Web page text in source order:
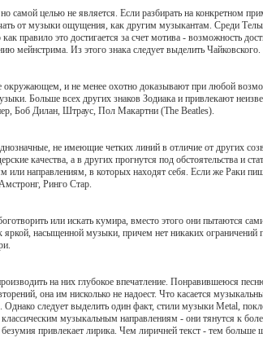
самой целью не является. Если разбирать на конкретном
от музыки ощущения, как другим музыкантам. Среди
правило это достигается за счет мотива - возможность
мейнстрима. Из этого знака следует выделить Чайковского.
окружающем, и не менее охотно доказывают при любой
Больше всех других знаков Зодиака и привлекают
Боб Дилан, Штраус, Пол Макартни (The Beatles).
не имеющие четких линий в отличие от других
качества, а в других прогнутся под обстоятельства и
или направлениям, в которых находят себя. Если же Раки
Ринго Стар.
или искать кумира, вместо этого они пытаются
насыщенной музыки, причем нет никаких ограничений
на них глубокое впечатление. Понравившеюся
она им нисколько не надоест. Что касается
Однако следует выделить один факт, стили музыки Metal,
музыкальным направлениям - они тянутся к
привлекает лирика. Чем лиричней текст - тем больше